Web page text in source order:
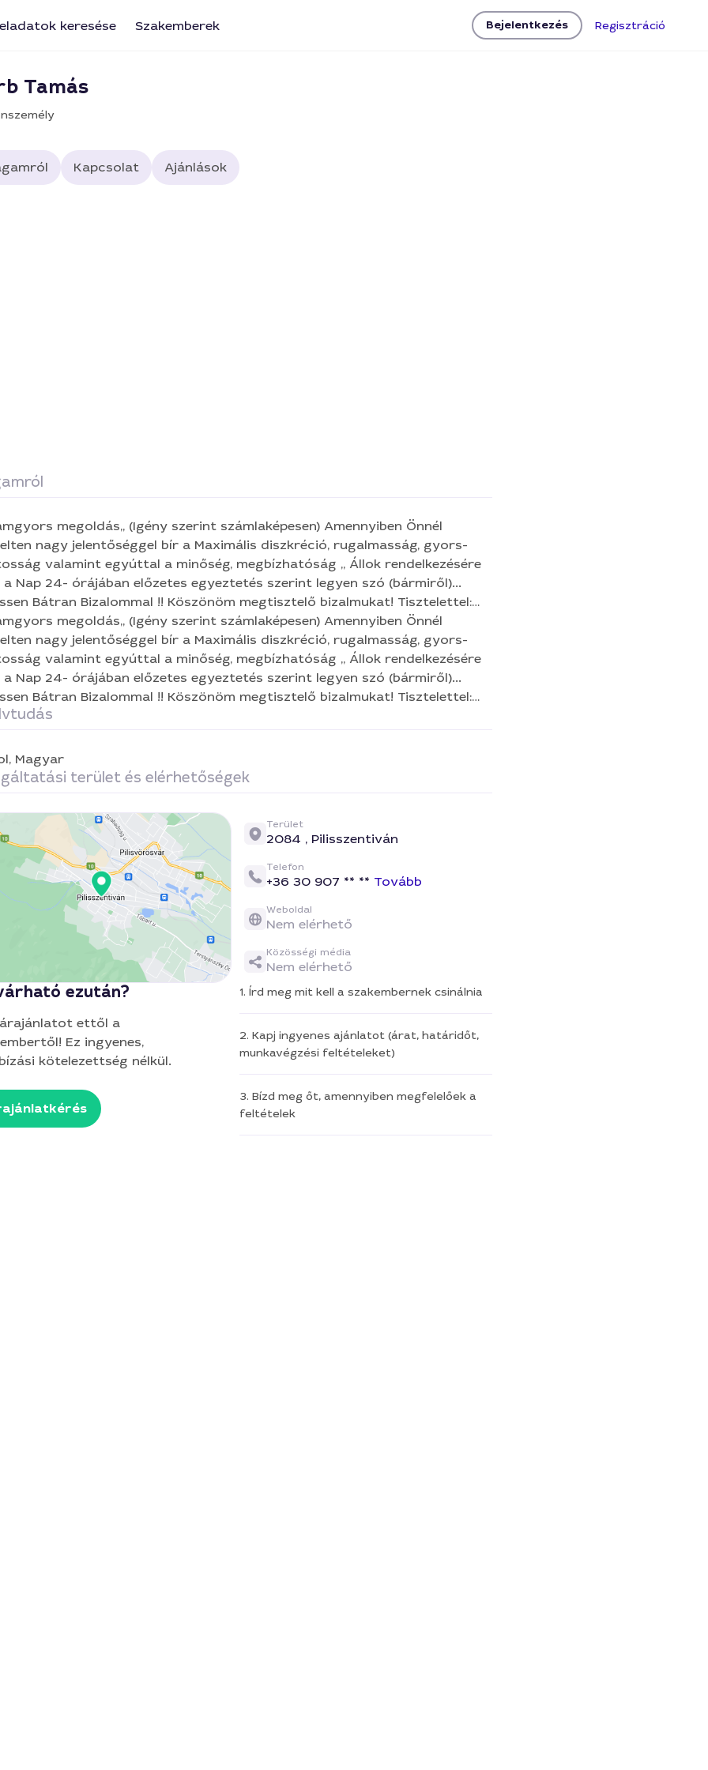
keresése Szakemberek Bejelentkezés Regisztráció
Tamás
Kapcsolat Ajánlások
(Igény szerint számlaképesen) Amennyiben Önnél
bír a Maximális diszkréció, rugalmasság, gyors-
valamint egyúttal a minőség, megbízhatóság ,, Állok rendelkezésére
Nap 24- órájában előzetes egyeztetés szerint legyen szó (bármiről)...
Bizalommal !! Köszönöm megtisztelő bizalmukat! Tisztelettel:
Tamás
(Igény szerint számlaképesen) Amennyiben Önnél
bír a Maximális diszkréció, rugalmasság, gyors-
valamint egyúttal a minőség, megbízhatóság ,, Állok rendelkezésére
Nap 24- órájában előzetes egyeztetés szerint legyen szó (bármiről)...
Bizalommal !! Köszönöm megtisztelő bizalmukat! Tisztelettel:
Tamás
Magyar
terület és elérhetőségek
Terület
2084 , Pilisszentiván
Telefon
+36 30 907 ** ** Tovább
Weboldal
Nem elérhető
Közösségi média
Nem elérhető
ezután?
ettől a
Ez ingyenes,
kötelezettség nélkül.
1. Írd meg mit kell a szakembernek csinálnia
2. Kapj ingyenes ajánlatot (árat, határidőt,
munkavégzési feltételeket)
3. Bízd meg őt, amennyiben megfelelőek a
feltételek